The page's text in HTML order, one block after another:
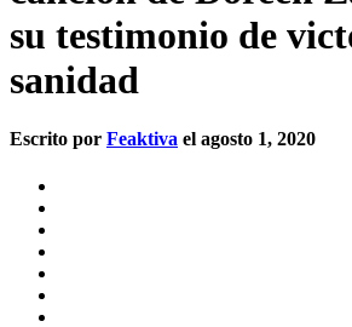
su testimonio de
sanidad
Escrito por Feaktiva el agosto 1, 2020